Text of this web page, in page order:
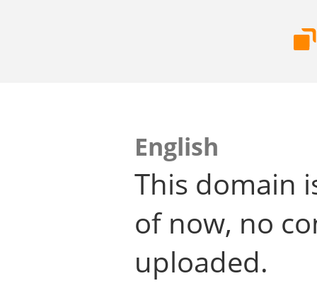
English
This domain
of now, no
uploaded.